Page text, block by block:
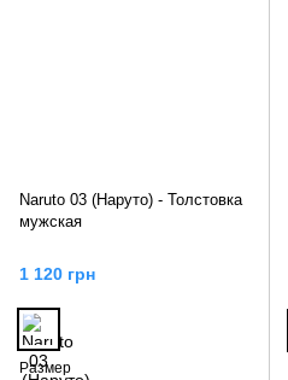
Naruto 03 (Наруто) - Толстовка
мужская
1 120 грн
Размер